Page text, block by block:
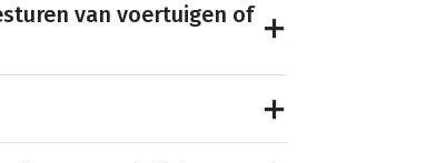
van voertuigen of